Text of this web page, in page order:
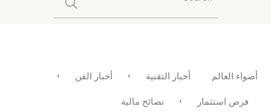
أضواء العالم أخبار التقنية , أخبار الفن ,
فرص استثمار , نصائح مالية